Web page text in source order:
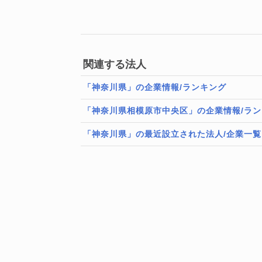
関連する法人
「神奈川県」の企業情報/ランキング
「神奈川県相模原市中央区」の企業情報/ラ
「神奈川県」の最近設立された法人/企業一覧